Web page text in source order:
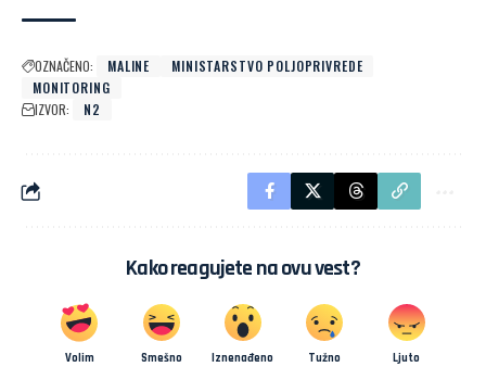
OZNAČENO: MALINE
MINISTARSTVO POLJOPRIVREDE
MONITORING
IZVOR:
N2
Kako reagujete na ovu vest?
Volim Smešno Iznenađeno Tužno Ljuto